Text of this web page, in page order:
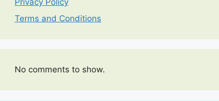
Privacy Policy
Terms and Conditions
No comments to show.